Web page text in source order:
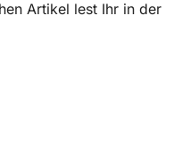
Artikel lest Ihr in der